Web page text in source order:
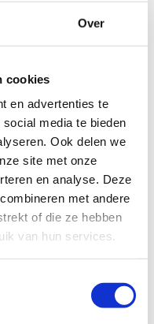
Over
cookies
en advertenties te
media te bieden
Ook delen we
site met onze
en analyse. Deze
met andere
of die ze hebben
van hun services.
professionaliteit én
en het zwemmen
waarde vormen
staf”, laat
weten. “Ik ben dan
de collegiale
te faciliteren in
van de verdere